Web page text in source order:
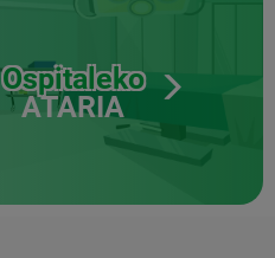
Ospitaleko
ATARIA